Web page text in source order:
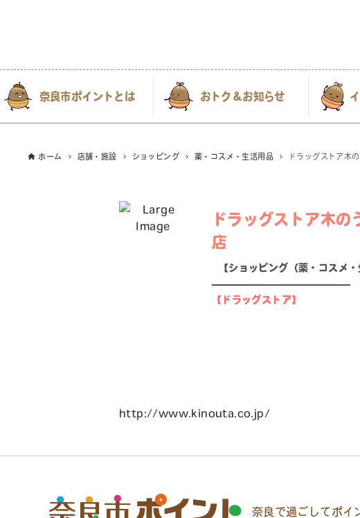
奈良市ポイントとは おトク＆お知らせ
ホーム 店舗・施設 ショッピング 薬・コスメ・生活用品 ドラッグストア木
ドラッグストア木
店
【ショッピング（薬・コスメ・
【ドラッグストア】
http://www.kinouta.co.jp/
奈良で過ごしてポイ